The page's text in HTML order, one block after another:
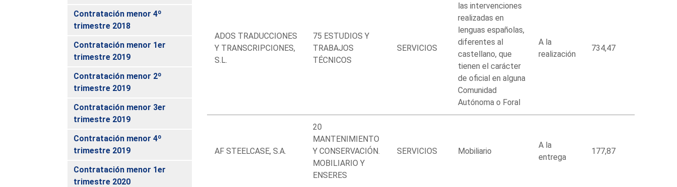
Contratación menor 4º
trimestre 2018
Contratación menor 1er
trimestre 2019
Contratación menor 2º
trimestre 2019
Contratación menor 3er
trimestre 2019
Contratación menor 4º
trimestre 2019
Contratación menor 1er
trimestre 2020
ADOS TRADUCCIONES
Y TRANSCRIPCIONES,
S.L.
75 ESTUDIOS Y
TRABAJOS
TÉCNICOS
SERVICIOS
las intervenciones
realizadas en
lenguas españolas,
diferentes al
castellano, que
tienen el carácter
de oficial en alguna
Comunidad
Autónoma o Foral
A la
realización
734,47
AF STEELCASE, S.A.
20
MANTENIMIENTO
Y CONSERVACIÓN.
MOBILIARIO Y
ENSERES
SERVICIOS Mobiliario
A la
entrega
177,87